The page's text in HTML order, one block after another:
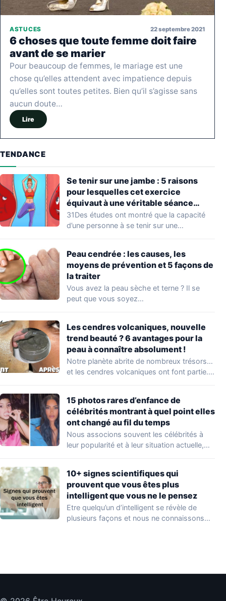
ASTUCES 22 septembre 2021
6 choses que toute femme doit faire
avant de se marier
Pour beaucoup de femmes, le mariage est une
chose qu’elles attendent avec impatience depuis
qu’elles sont toutes petites. Bien qu’il s’agisse sans
aucun doute…
Lire
TENDANCE
Se tenir sur une jambe : 5 raisons
pour lesquelles cet exercice
équivaut à une véritable séance
d’entraînement
31Des études ont montré que la capacité
d’une personne à se tenir sur une…
Peau cendrée : les causes, les
moyens de prévention et 5 façons de
la traiter
Vous avez la peau sèche et terne ? Il se
peut que vous soyez…
Les cendres volcaniques, nouvelle
trend beauté ? 6 avantages pour la
peau à connaître absolument !
Notre planète abrite de nombreux trésors…
et les cendres volcaniques ont font partie.
15 photos rares d’enfance de
célébrités montrant à quel point elles
ont changé au fil du temps
Nous associons souvent les célébrités à
leur popularité et à leur situation actuelle,
10+ signes scientifiques qui
prouvent que vous êtes plus
intelligent que vous ne le pensez
Etre quelqu’un d’intelligent se révèle de
plusieurs façons et nous ne connaissons